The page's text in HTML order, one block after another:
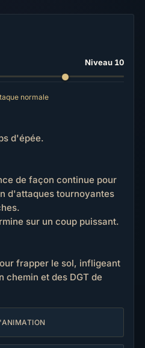
Niveau 10
normale
d'épée.
de façon continue pour
d'attaques tournoyantes
sur un coup puissant.
frapper le sol, infligeant
chemin et des DGT de